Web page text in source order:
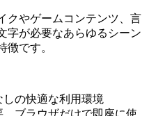
クやゲームコンテンツ、言
字が必要なあらゆるシーン
徴です。
の快適な利用環境
、ブラウザだけで即座に使